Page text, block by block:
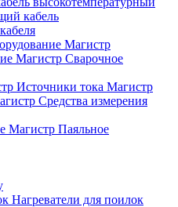
кабель
Магистр
Сварочное
Источники тока Магистр
Средства измерения
Паяльное
Нагреватели для поилок